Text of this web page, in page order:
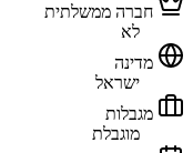
חברה ממשלתית
לא
מדינה
ישראל
מגבלות
מוגבלת